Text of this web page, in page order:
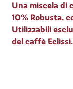
Una miscela di
10% Robusta,
Utilizzabili
del caffè